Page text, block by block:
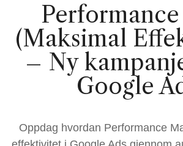
(Maksimal
– Ny
Google
Oppdag hvordan Performance